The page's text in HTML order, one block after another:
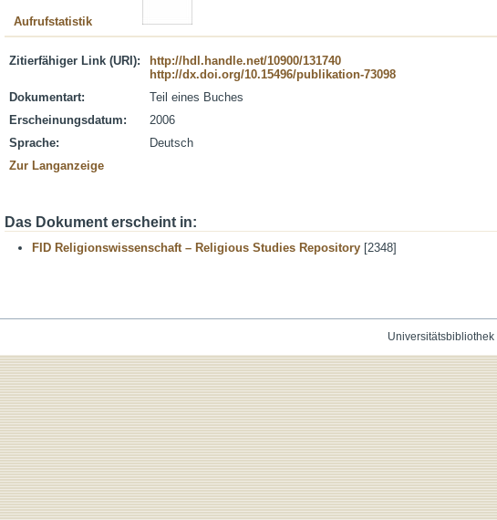
Aufrufstatistik
Zitierfähiger Link (URI):
http://hdl.handle.net/10900/131740
http://dx.doi.org/10.15496/publikation-73098
Dokumentart:
Teil eines Buches
Erscheinungsdatum:
2006
Sprache:
Deutsch
Zur Langanzeige
Das Dokument erscheint in:
FID Religionswissenschaft – Religious Studies Repository [2348]
Universitätsbibliothek|